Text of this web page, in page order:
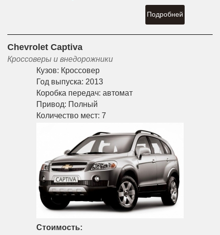
Подробней
Chevrolet Captiva
Кроссоверы и внедорожники
Кузов: Кроссовер
Год выпуска: 2013
Коробка передач: автомат
Привод: Полный
Количество мест: 7
Стоимость: